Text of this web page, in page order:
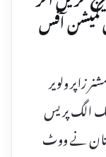
کمیشن آفس
زاپر ولویر
الگ پریس
نے ووٹ